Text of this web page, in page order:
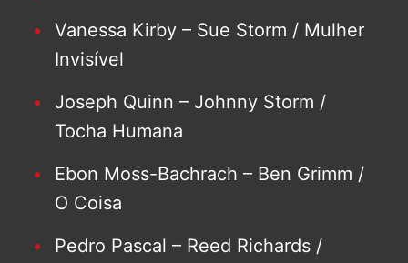
Vanessa Kirby – Sue Storm / Mulher
Invisível
Joseph Quinn – Johnny Storm /
Tocha Humana
Ebon Moss-Bachrach – Ben Grimm /
O Coisa
Pedro Pascal – Reed Richards /